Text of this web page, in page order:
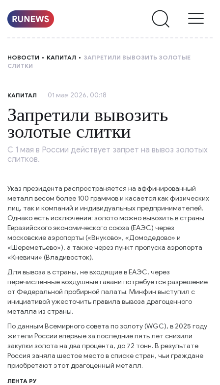
О
НАС
НОВОСТИ КАПИТАЛ
ЗАПРЕТИЛИ ВЫВОЗИТЬ ЗОЛОТЫЕ
СЛИТКИ
КАПИТАЛ 01 мая 2026, 00:18
Запретили вывозить
золотые слитки
С 1 мая в России действует запрет на вывоз золотых
слитков.
Указ президента распространяется на аффинированный
металл весом более 100 граммов и касается как физических
лиц, так и компаний и индивидуальных предпринимателей.
Однако есть исключения: золото можно вывозить в страны
Евразийского экономического союза (ЕАЭС) через
московские аэропорты («Внуково», «Домодедово» и
«Шереметьево»), а также через пункт пропуска аэропорта
«Кневичи» (Владивосток).
Для вывоза в страны, не входящие в ЕАЭС, через
перечисленные воздушные гавани потребуется разрешение
от Федеральной пробирной палаты. Минфин выступил с
инициативой ужесточить правила вывоза драгоценного
металла из страны.
По данным Всемирного совета по золоту (WGC), в 2025 году
жители России впервые за последние пять лет снизили
закупки золота на два процента, до 72 тонн. В результате
Россия заняла шестое место в списке стран, чьи граждане
приобретают этот драгоценный металл.
ЛЕНТА РУ